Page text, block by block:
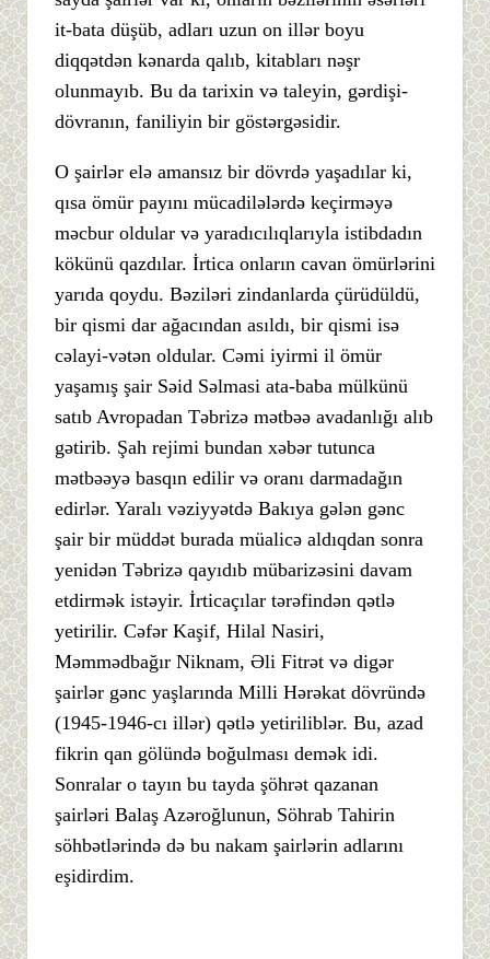
it-bata düşüb, adları uzun on illər boyu
diqqətdən kənarda qalıb, kitabları nəşr
olunmayıb. Bu da tarixin və taleyin, gərdişi-
dövranın, faniliyin bir göstərgəsidir.
O şairlər elə amansız bir dövrdə yaşadılar ki,
qısa ömür payını mücadilələrdə keçirməyə
məcbur oldular və yaradıcılıqlarıyla istibdadın
kökünü qazdılar. İrtica onların cavan ömürlərini
yarıda qoydu. Bəziləri zindanlarda çürüdüldü,
bir qismi dar ağacından asıldı, bir qismi isə
cəlayi-vətən oldular. Cəmi iyirmi il ömür
yaşamış şair Səid Səlmasi ata-baba mülkünü
satıb Avropadan Təbrizə mətbəə avadanlığı alıb
gətirib. Şah rejimi bundan xəbər tutunca
mətbəəyə basqın edilir və oranı darmadağın
edirlər. Yaralı vəziyyətdə Bakıya gələn gənc
şair bir müddət burada müalicə aldıqdan sonra
yenidən Təbrizə qayıdıb mübarizəsini davam
etdirmək istəyir. İrticaçılar tərəfindən qətlə
yetirilir. Cəfər Kaşif, Hilal Nasiri,
Məmmədbağır Niknam, Əli Fitrət və digər
şairlər gənc yaşlarında Milli Hərəkat dövründə
(1945-1946-cı illər) qətlə yetiriliblər. Bu, azad
fikrin qan gölündə boğulması demək idi.
Sonralar o tayın bu tayda şöhrət qazanan
şairləri Balaş Azəroğlunun, Söhrab Tahirin
söhbətlərində də bu nakam şairlərin adlarını
eşidirdim.